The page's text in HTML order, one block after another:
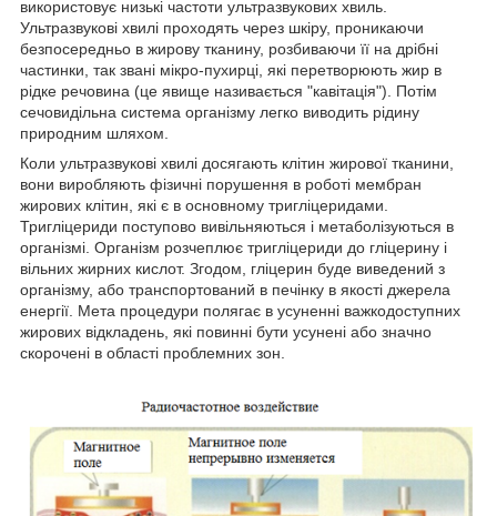
використовує низькі частоти ультразвукових хвиль.
Ультразвукові хвилі проходять через шкіру, проникаючи
безпосередньо в жирову тканину, розбиваючи її на дрібні
частинки, так звані мікро-пухирці, які перетворюють жир в
рідке речовина (це явище називається "кавітація"). Потім
сечовидільна система організму легко виводить рідину
природним шляхом.
Коли ультразвукові хвилі досягають клітин жирової тканини,
вони виробляють фізичні порушення в роботі мембран
жирових клітин, які є в основному тригліцеридами.
Тригліцериди поступово вивільняються і метаболізуються в
організмі. Організм розчеплює тригліцериди до гліцерину і
вільних жирних кислот. Згодом, гліцерин буде виведений з
організму, або транспортований в печінку в якості джерела
енергії. Мета процедури полягає в усуненні важкодоступних
жирових відкладень, які повинні бути усунені або значно
скорочені в області проблемних зон.